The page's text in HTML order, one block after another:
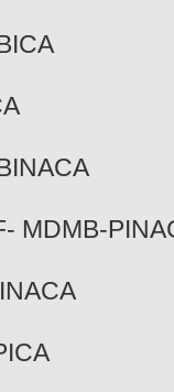
MDMB-